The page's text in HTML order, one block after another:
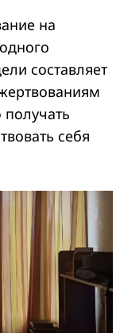
на
составляет
себя